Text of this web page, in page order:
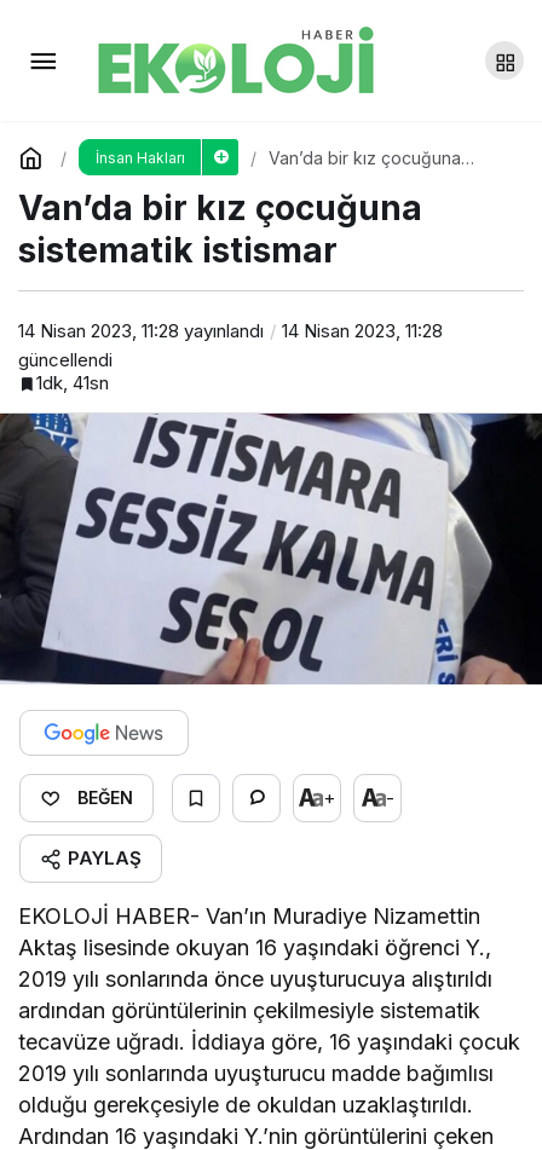
İnsan Hakları
Van’da bir kız çocuğuna
Van’da bir kız çocuğuna
sistematik istismar
14 Nisan 2023, 11:28 yayınlandı
14 Nisan 2023, 11:28
güncellendi
1dk, 41sn
BEĞEN + -
PAYLAŞ
EKOLOJİ HABER- Van’ın Muradiye Nizamettin
Aktaş lisesinde okuyan 16 yaşındaki öğrenci Y.,
2019 yılı sonlarında önce uyuşturucuya alıştırıldı
ardından görüntülerinin çekilmesiyle sistematik
tecavüze uğradı. İddiaya göre, 16 yaşındaki çocuk
2019 yılı sonlarında uyuşturucu madde bağımlısı
olduğu gerekçesiyle de okuldan uzaklaştırıldı.
Ardından 16 yaşındaki Y.’nin görüntülerini çeken
Adıyaman’da depremzedeler
için psikoterapi merkezi kuruluyor
Yorum Yap Paylaş